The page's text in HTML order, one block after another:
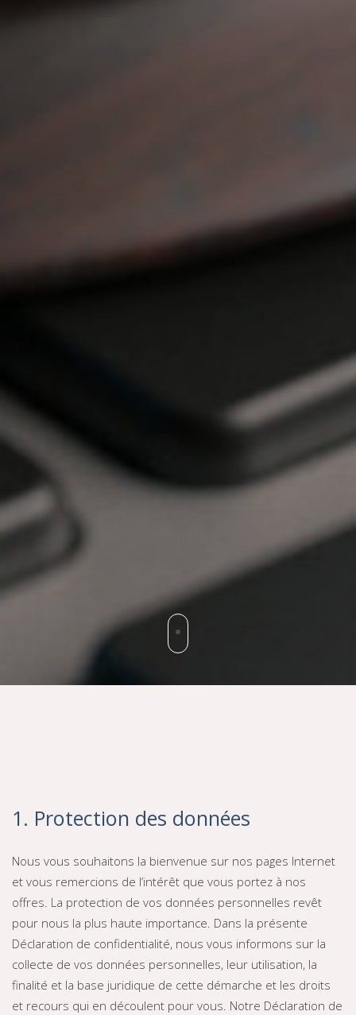
1. Protection des données
Nous vous souhaitons la bienvenue sur nos pages Internet
et vous remercions de l’intérêt que vous portez à nos
offres. La protection de vos données personnelles revêt
pour nous la plus haute importance. Dans la présente
Déclaration de confidentialité, nous vous informons sur la
collecte de vos données personnelles, leur utilisation, la
finalité et la base juridique de cette démarche et les droits
et recours qui en découlent pour vous. Notre Déclaration de